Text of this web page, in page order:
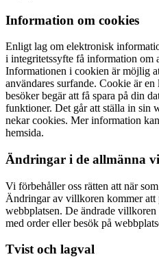
Information om cookies
Enligt lag om elektronisk
i integritetssyfte få information om
Informationen i cookien är möjlig
användares surfande. Cookie är
besöker begär att få spara på din
funktioner. Det går att ställa in sin
nekar cookies. Mer information
hemsida.
Ändringar i de allmänna
Vi förbehåller oss rätten att när
Ändringar av villkoren kommer att
webbplatsen. De ändrade villkoren
med order eller besök på
Tvist och lagval